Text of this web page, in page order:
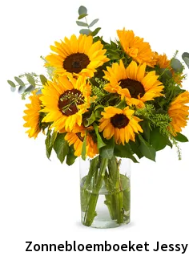
Zonnebloemboeket Jessy